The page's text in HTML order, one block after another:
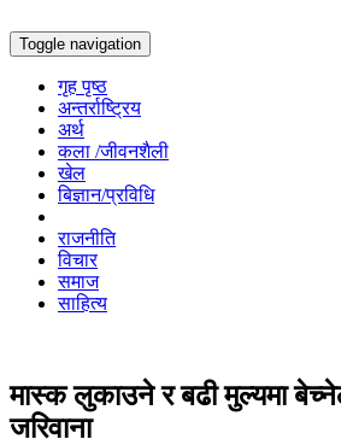
Toggle navigation
गृह पृष्ठ
अन्तर्राष्ट्रिय
अर्थ
कला /जीवनशैली
खेल
बिज्ञान/प्रविधि
राजनीति
विचार
समाज
साहित्य
मास्क लुकाउने र बढी मुल्यमा
जरिवाना